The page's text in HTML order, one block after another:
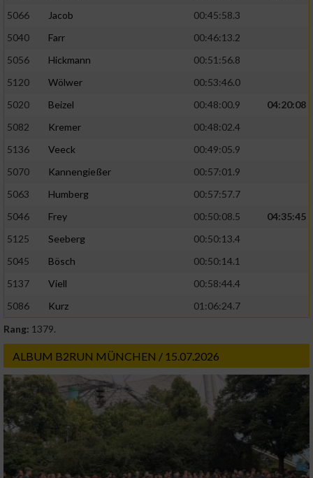
5066
Jacob
00:45:58.3
5040
Farr
00:46:13.2
5056
Hickmann
00:51:56.8
5120
Wölwer
00:53:46.0
5020
Beizel 00:48:00.9
04:20:08
5082
Kremer
00:48:02.4
5136
Veeck
00:49:05.9
5070
Kannengießer
00:57:01.9
5063
Humberg
00:57:57.7
5046
Frey 00:50:08.5
04:35:45
5125
Seeberg
00:50:13.4
5045
Bösch
00:50:14.1
5137
Viell
00:58:44.4
5086
Kurz
01:06:24.7
Rang: 1379.
ALBUM B2RUN MÜNCHEN / 15.07.2026